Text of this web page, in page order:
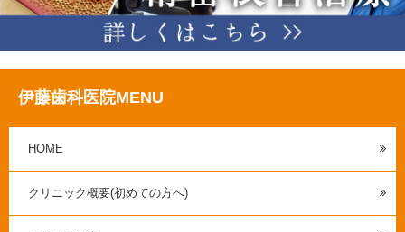
伊藤歯科医院MENU
HOME
クリニック概要(初めての方へ)